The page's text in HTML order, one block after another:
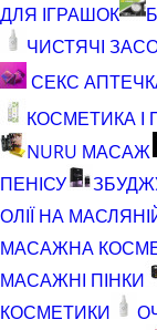
ДЛЯ ІГРАШОК
ЧИСТЯЧІ
СЕКС
КОСМЕТИКА І
NURU МАСАЖ
ПЕНІСУ
ОЛІЇ НА
МАСАЖНА
МАСАЖНІ ПІНКИ
КОСМЕТИКИ